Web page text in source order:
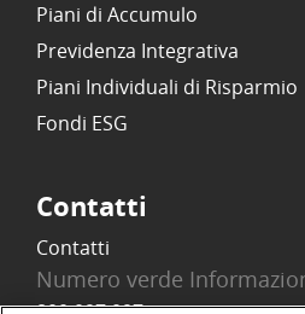
Piani di Accumulo
Previdenza Integrativa
Piani Individuali di Risparmio
Fondi ESG
Contatti
Contatti
Numero verde